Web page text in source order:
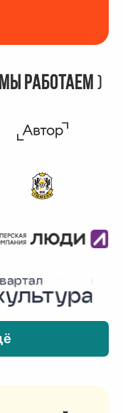
работаем )